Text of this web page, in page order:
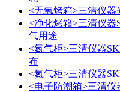
<无氧烤箱>三清仪器
<净化烤箱>三清仪
气用途
<氮气柜>三清仪器
布
<氮气柜>三清仪器
<电子防潮箱>三清